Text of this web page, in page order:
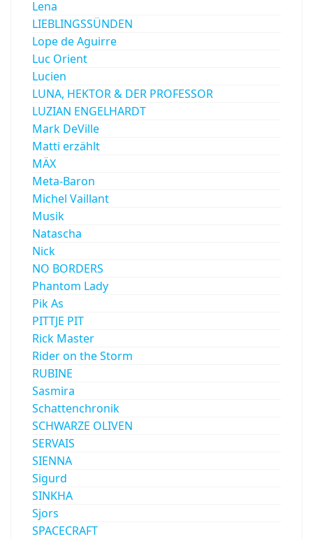
Lena
LIEBLINGSSÜNDEN
Lope de Aguirre
Luc Orient
Lucien
LUNA, HEKTOR & DER PROFESSOR
LUZIAN ENGELHARDT
Mark DeVille
Matti erzählt
MÄX
Meta-Baron
Michel Vaillant
Musik
Natascha
Nick
NO BORDERS
Phantom Lady
Pik As
PITTJE PIT
Rick Master
Rider on the Storm
RUBINE
Sasmira
Schattenchronik
SCHWARZE OLIVEN
SERVAIS
SIENNA
Sigurd
SINKHA
Sjors
SPACECRAFT